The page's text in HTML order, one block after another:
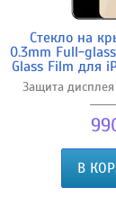
Стекло на
0.3mm Full-
Glass Film для
Защита
В